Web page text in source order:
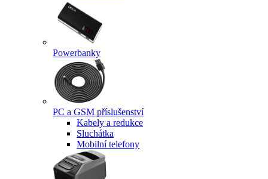
Powerbanky
PC a GSM příslušenství
Kabely a redukce
Sluchátka
Mobilní telefony